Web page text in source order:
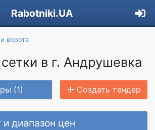
Rabotniki.UA
ворота
в г. Андрушевка
(1) Создать тендер
диапазон цен